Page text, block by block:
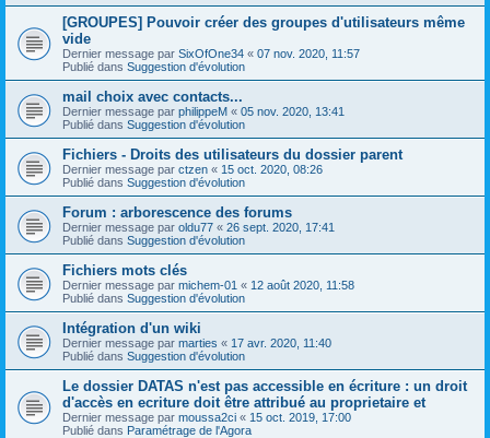
[GROUPES] Pouvoir créer des groupes d'utilisateurs même
vide
Dernier message par SixOfOne34 « 07 nov. 2020, 11:57
Publié dans Suggestion d'évolution
mail choix avec contacts...
Dernier message par philippeM « 05 nov. 2020, 13:41
Publié dans Suggestion d'évolution
Fichiers - Droits des utilisateurs du dossier parent
Dernier message par ctzen « 15 oct. 2020, 08:26
Publié dans Suggestion d'évolution
Forum : arborescence des forums
Dernier message par oldu77 « 26 sept. 2020, 17:41
Publié dans Suggestion d'évolution
Fichiers mots clés
Dernier message par michem-01 « 12 août 2020, 11:58
Publié dans Suggestion d'évolution
Intégration d'un wiki
Dernier message par marties « 17 avr. 2020, 11:40
Publié dans Suggestion d'évolution
Le dossier DATAS n'est pas accessible en écriture : un droit
d'accès en ecriture doit être attribué au proprietaire et
Dernier message par moussa2ci « 15 oct. 2019, 17:00
Publié dans Paramétrage de l'Agora